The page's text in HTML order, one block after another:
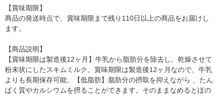
ア【賞味期限】
商品の発送時点で、賞味期限まで残り110日以上の商品をお届けし
ます。
【商品説明】
【賞味期限は製造後12ヶ月】牛乳から脂肪分を除去し、乾燥させて
粉末状にしたスキムミルク。賞味期限は製造後12ヶ月なので、牛乳
よりも長期保存可能。【低脂肪】脂肪分の摂取を抑えながら 、たん
ぱく質やカルシウムを摂ることができます。そのままなめるとほの